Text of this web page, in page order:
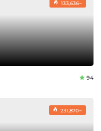
133,636~
94
231,870~